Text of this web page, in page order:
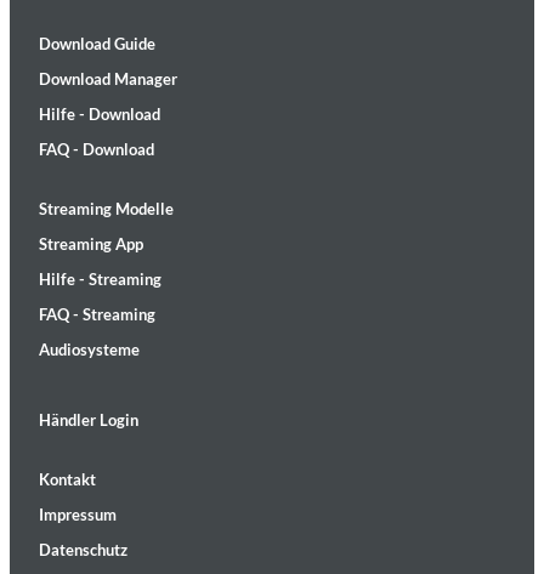
Download Guide
Download Manager
Hilfe - Download
FAQ - Download
Streaming Modelle
Streaming App
Hilfe - Streaming
FAQ - Streaming
Audiosysteme
Händler Login
Kontakt
Impressum
Datenschutz